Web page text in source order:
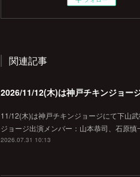
関連記事
2026/11/12(木)は神戸チキンジョー
11/12(木)は神戸チキンジョージにて下山
ジョージ出演メンバー：山本恭司、石原
2026.07.31 10:13